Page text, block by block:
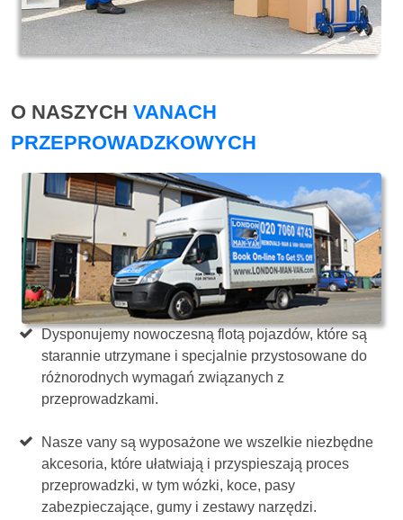
O NASZYCH VANACH
PRZEPROWADZKOWYCH
Dysponujemy nowoczesną flotą pojazdów, które są
starannie utrzymane i specjalnie przystosowane do
różnorodnych wymagań związanych z
przeprowadzkami.
Nasze vany są wyposażone we wszelkie niezbędne
akcesoria, które ułatwiają i przyspieszają proces
przeprowadzki, w tym wózki, koce, pasy
zabezpieczające, gumy i zestawy narzędzi.